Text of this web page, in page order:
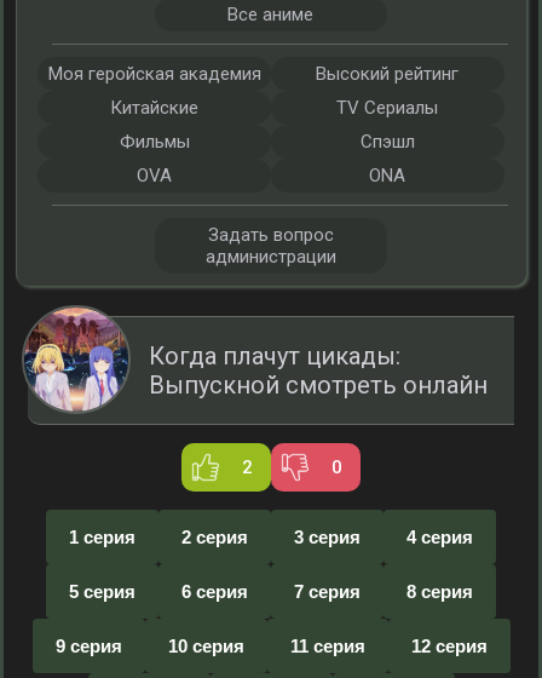
Когда плачут цикады:
Выпускной смотреть онлайн
2 0
1 серия 2 серия 3 серия 4 серия
5 серия 6 серия 7 серия 8 серия
9 серия 10 серия 11 серия 12 серия
Все аниме
Моя геройская академия
Высокий рейтинг
Китайские
TV Сериалы
Фильмы
Спэшл
OVA
ONA
Задать вопрос
администрации